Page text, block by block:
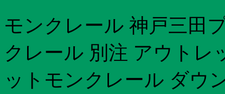
モンクレール 神戸三田
クレール 別注 アウトレ
ットモンクレール ダウ